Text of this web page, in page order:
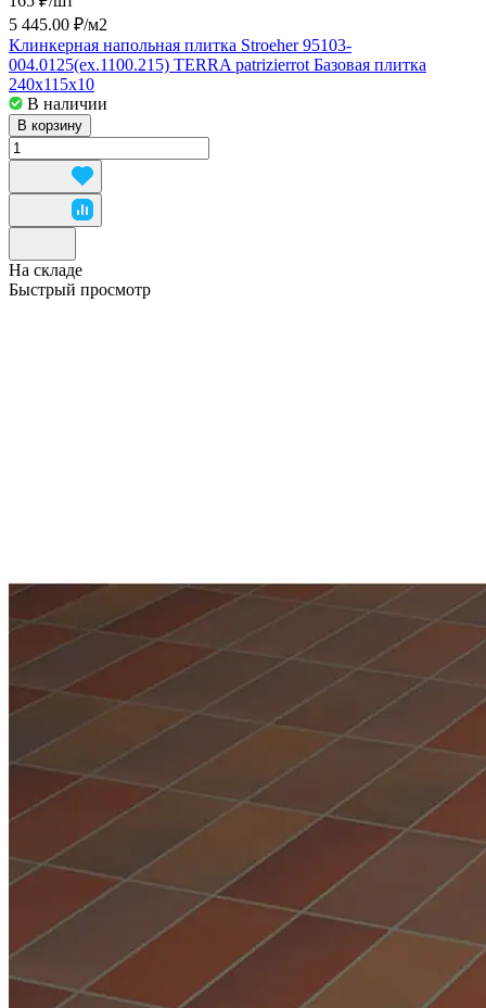
5 445.00 ₽/м2
Клинкерная напольная плитка Stroeher 95103-
004.0125(ex.1100.215) TERRA patrizierrot Базовая плитка
240x115x10
В наличии
В корзину
На складе
Быстрый просмотр